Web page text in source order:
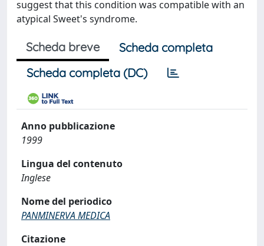
suggest that this condition was compatible with an
atypical Sweet's syndrome.
Scheda breve
Scheda completa
Scheda completa (DC)
Anno pubblicazione
1999
Lingua del contenuto
Inglese
Nome del periodico
PANMINERVA MEDICA
Citazione